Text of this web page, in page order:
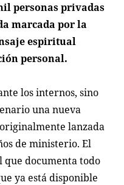
personas privadas
marcada por la
espiritual
personal.
los internos, sino
una nueva
lanzada
de ministerio. El
que documenta todo
ya está disponible